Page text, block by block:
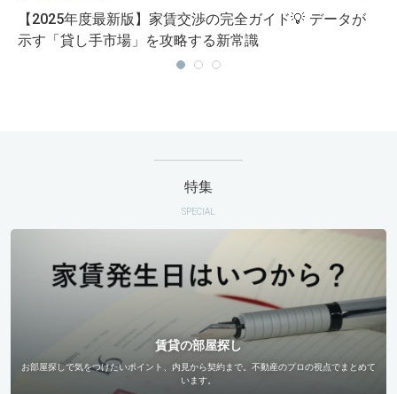
【2025年度最新版】家賃交渉の完全ガイド💡 データが
示す「貸し手市場」を攻略する新常識
特集
SPECIAL
賃貸の部屋探し
お部屋探しで気をつけたいポイント、内見から契約まで。不動産のプロの視点でまとめて
います。